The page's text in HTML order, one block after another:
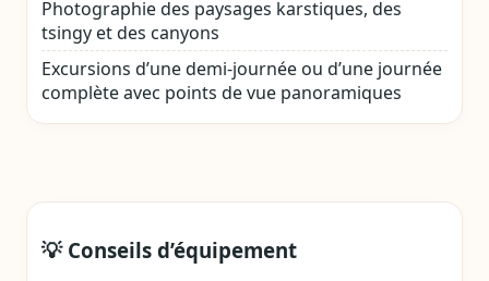
Photographie des paysages karstiques, des
tsingy et des canyons
Excursions d’une demi‑journée ou d’une journée
complète avec points de vue panoramiques
💡 Conseils d’équipement